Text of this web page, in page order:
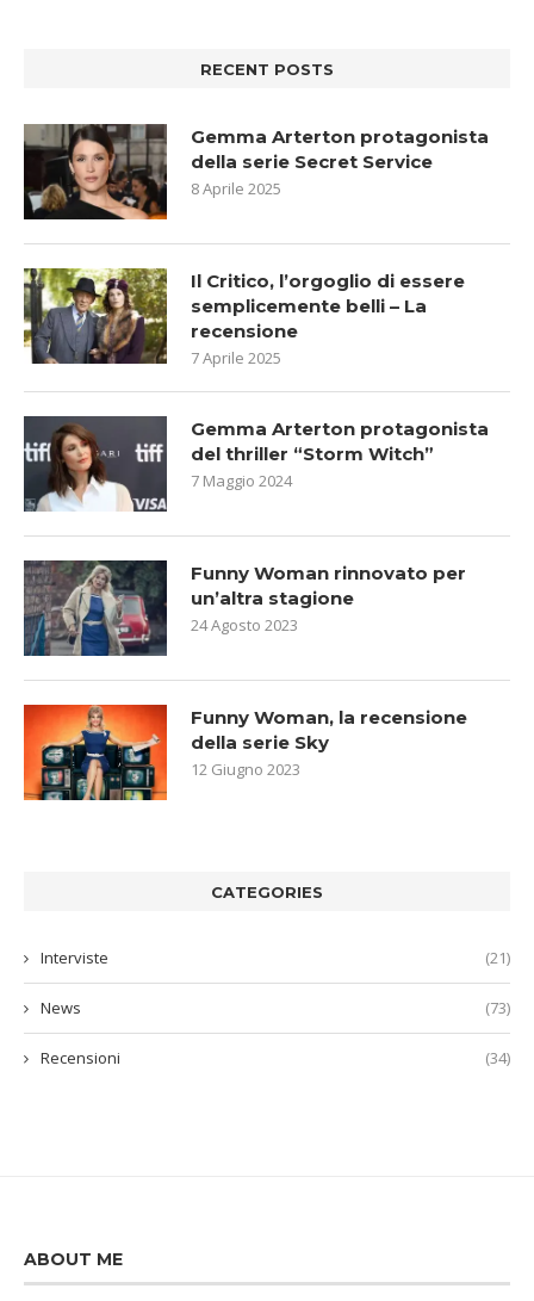
RECENT POSTS
Gemma Arterton protagonista
della serie Secret Service
8 Aprile 2025
Il Critico, l’orgoglio di essere
semplicemente belli – La
recensione
7 Aprile 2025
Gemma Arterton protagonista
del thriller “Storm Witch”
7 Maggio 2024
Funny Woman rinnovato per
un’altra stagione
24 Agosto 2023
Funny Woman, la recensione
della serie Sky
12 Giugno 2023
CATEGORIES
Interviste (21)
News (73)
Recensioni (34)
ABOUT ME